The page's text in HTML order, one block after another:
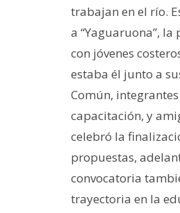
trabajan en el río.
a “Yaguaruona”,
con jóvenes
estaba él junto a
Común,
capacitación, y
celebró la
propuestas,
convocatoria
trayectoria en la